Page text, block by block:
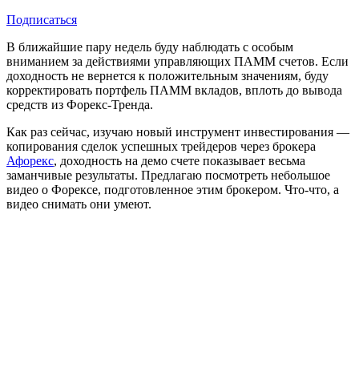
Подписаться
В ближайшие пару недель буду наблюдать с особым
вниманием за действиями управляющих ПАММ счетов. Если
доходность не вернется к положительным значениям, буду
корректировать портфель ПАММ вкладов, вплоть до вывода
средств из Форекс-Тренда.
Как раз сейчас, изучаю новый инструмент инвестирования —
копирования сделок успешных трейдеров через брокера
Афорекс, доходность на демо счете показывает весьма
заманчивые результаты. Предлагаю посмотреть небольшое
видео о Форексе, подготовленное этим брокером. Что-что, а
видео снимать они умеют.